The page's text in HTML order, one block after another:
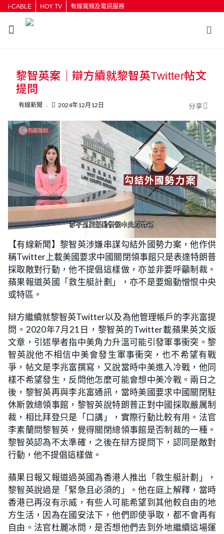
i-CABLE HOY TV 有線寬頻及電訊服務
按輸入鍵開始搜尋
黎智英案｜辯方續就黎智英Twitter帖文
提問
有線新聞 2024年12月12日 分享
m
t
e
a
d
e
d
:
2
0
.
【有線新聞】黎智英涉嫌串謀勾結外國勢力案，他作供
稱Twitter上載美國要求中國關閉領事館只是表達特朗普
採取敵對行動，他不提倡這樣做，亦並非要呼籲制裁。
蘋果報道英國「救生艇計劃」，亦不是要煽動憎恨中央
或特區。
辯方繼續就黎智英Twitter以及為他管理帳戶的李兆富提
問。2020年7月21日，黎智英的Twitter載蘋果英文版
文章，引述學者指中美角力升溫可能引發軍事衝突。黎
智英說他不相信中美會發生軍事衝突，也不希望有戰
爭，帖文是李兆富撰寫，又說當時中美進入冷戰，他同
樣不希望發生，反問他怎麼可能會想中美冷戰。兩日之
後，黎智英再與李兆富通訊，當時美國要求中國關閉駐
休斯敦總領事館，黎智英說特朗普正對中國採取嚴厲制
裁，相比拜登只是「口講」，實際行動比較有用。法官
李素蘭問黎智英，覺得關閉總領事館是否制裁的一種。
黎智英認為不太準確，之後在辯方提問下，認同是敵對
行動，他不提倡這樣做。
蘋果日報又報道過英國為香港人推出「救生艇計劃」，
黎智英說過是「緊急且必須的」。他在庭上解釋，當時
香港已再沒有示威，有些人可能希望到其他較自由的地
方生活，因為在國安法下，他們即使爭取，都不會再有
自由。法官杜麗冰問，是否想他們去到外地繼續這場運